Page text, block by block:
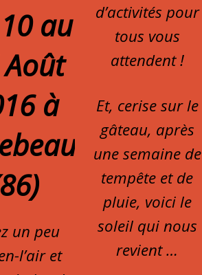
au
Août
à
un peu
l’air et
d’activités pour
tous vous
attendent !
Et, cerise sur le
gâteau, après
une semaine de
tempête et de
pluie, voici le
soleil qui nous
revient …